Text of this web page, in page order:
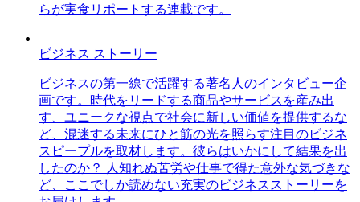
らが実食リポートする連載です。
ビジネス ストーリー
ビジネスの第一線で活躍する著名人のインタビュー企
画です。時代をリードする商品やサービスを産み出
す、ユニークな視点で社会に新しい価値を提供するな
ど、混迷する未来にひと筋の光を照らす注目のビジネ
スピープルを取材します。彼らはいかにして結果を出
したのか？ 人知れぬ苦労や仕事で得た意外な気づきな
ど、ここでしか読めない充実のビジネスストーリーを